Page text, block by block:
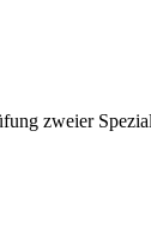
zweier